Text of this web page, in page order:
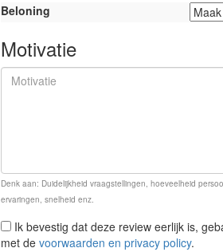
Beloning
Motivatie
Denk aan: Duidelijkheid vraagstellingen, hoeveelheid
ervaringen, snelheid enz.
Ik bevestig dat deze review eerlijk is,
met de voorwaarden en privacy policy.